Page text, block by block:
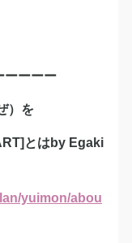
ーーーー
）を
とはby Egaki
yuimon/abou